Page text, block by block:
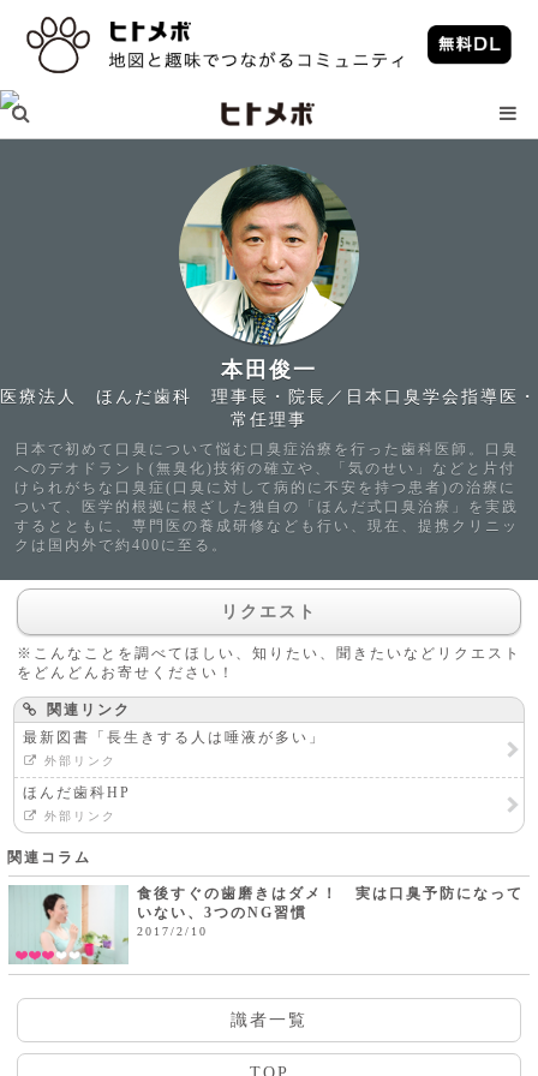
本田俊一
医療法人 ほんだ歯科 理事長・院長／日本口臭学会指導医・
常任理事
日本で初めて口臭について悩む口臭症治療を行った歯科医師。口臭
へのデオドラント(無臭化)技術の確立や、「気のせい」などと片付
けられがちな口臭症(口臭に対して病的に不安を持つ患者)の治療に
ついて、医学的根拠に根ざした独自の「ほんだ式口臭治療」を実践
するとともに、専門医の養成研修なども行い、現在、提携クリニッ
クは国内外で約400に至る。
リクエスト
※こんなことを調べてほしい、知りたい、聞きたいなどリクエスト
をどんどんお寄せください！
関連リンク
最新図書「長生きする人は唾液が多い」
外部リンク
ほんだ歯科HP
外部リンク
関連コラム
食後すぐの歯磨きはダメ！ 実は口臭予防になって
いない、3つのNG習慣
2017/2/10
識者一覧